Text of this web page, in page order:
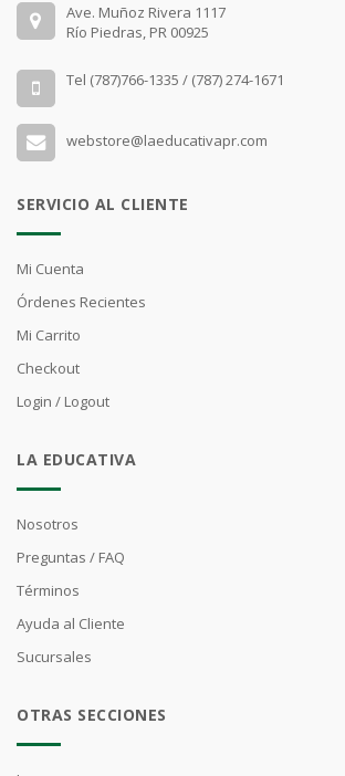
Ave. Muñoz Rivera 1117
Río Piedras, PR 00925
Tel (787)766-1335 / (787) 274-1671
webstore@laeducativapr.com
SERVICIO AL CLIENTE
Mi Cuenta
Órdenes Recientes
Mi Carrito
Checkout
Login / Logout
LA EDUCATIVA
Nosotros
Preguntas / FAQ
Términos
Ayuda al Cliente
Sucursales
OTRAS SECCIONES